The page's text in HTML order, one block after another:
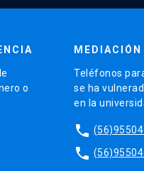
o
Teléfonos
se ha
en la
phone (56)95504
phone